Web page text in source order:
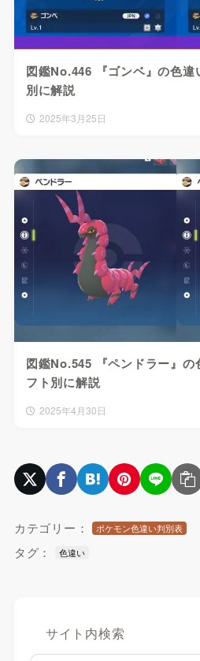
図鑑No.446 『ゴンベ』の色違
別に解説
2025年3月25日
図鑑No.545 『ペンドラー』の
フト別に解説
2025年4月30日
カテゴリー： ポケモン色違い判別表
タグ： 色違い
サイト内検索